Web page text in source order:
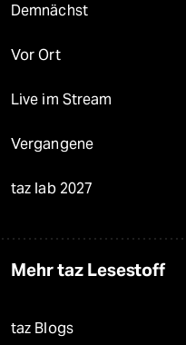
Demnächst
Vor Ort
Live im Stream
Vergangene
taz lab 2027
Mehr taz Lesestoff
taz Blogs